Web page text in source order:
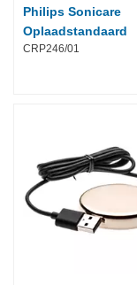
Philips Sonicare
Oplaadstandaard
CRP246/01